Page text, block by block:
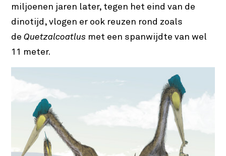
miljoenen jaren later, tegen het eind van de
dinotijd, vlogen er ook reuzen rond zoals
deQuetzalcoatlus met een spanwijdte van wel
11 meter.